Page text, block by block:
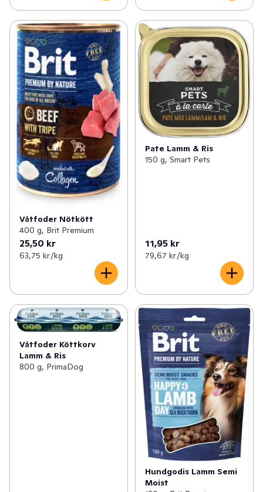
Våtfoder Nötkött
400 g, Brit Premium
25,50 kr
63,75 kr /kg
Pate Lamm & Ris
150 g, Smart Pets
11,95 kr
79,67 kr /kg
Våtfoder Köttkorv
Lamm & Ris
800 g, PrimaDog
Hundgodis Lamm Semi
Moist